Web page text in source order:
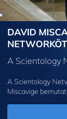
DAVID
NETWORKÖT
A Scientology
A Scientology
Miscavige